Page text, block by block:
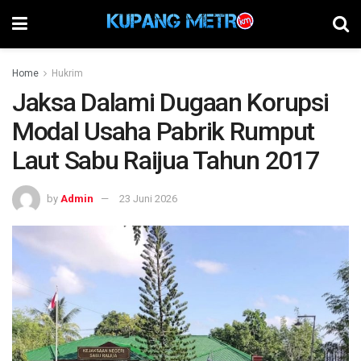
Home Hukrim
Jaksa Dalami Dugaan Korupsi
Modal Usaha Pabrik Rumput
Laut Sabu Raijua Tahun 2017
by Admin 23 Juni 2026